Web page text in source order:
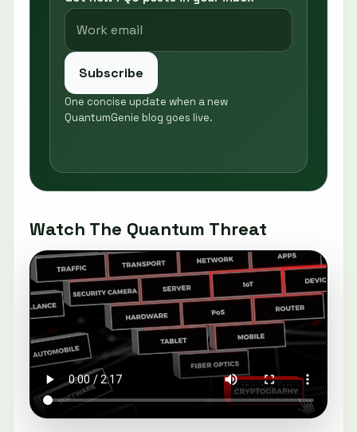
Subscribe
One concise update when a new
QuantumGenie blog goes live.
Watch The Quantum Threat